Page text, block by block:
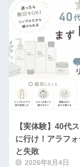
【実体験】40代
に行け！アラフ
と失敗
2026年8月4日